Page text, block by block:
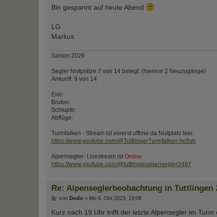
g
Bin gespannt auf heute Abend
LG
Markus
Saison 2026
Segler Nistplätze 7 von 14 belegt. (hiervon 2 Neuzugänge)
Ankunft: 9 von 14
Eier:
Bruten:
Schlupfe:
Abflüge:
Turmfalken - Stream ist vorerst offline da Nistplatz leer.
https://www.youtube.com/@TuttlingerTurmfalken-hc5sh
Alpensegler- Livestream ist Online
https://www.youtube.com/@tuttlingeralpensegler3497
Re: Alpenseglerbeobachtung in Tuttlingen
Bvon Dodo » Mo 9. Okt 2023, 19:08
Kurz nach 19 Uhr trifft der letzte Alpensegler im Turm